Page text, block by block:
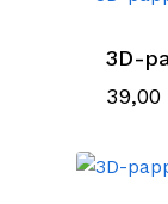
3D-
39,00